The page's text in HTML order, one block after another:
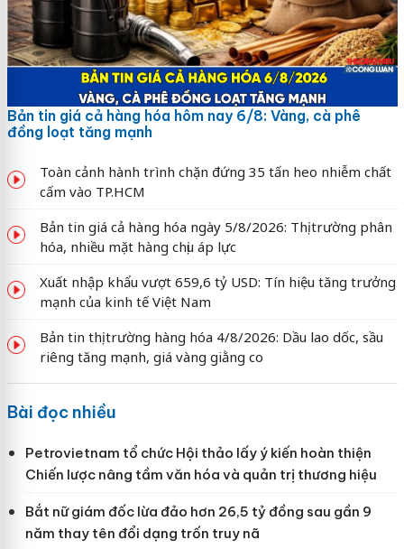
Bản tin giá cả hàng hóa hôm nay 6/8: Vàng, cà phê
đồng loạt tăng mạnh
Toàn cảnh hành trình chặn đứng 35 tấn heo nhiễm chất
cấm vào TP.HCM
Bản tin giá cả hàng hóa ngày 5/8/2026: Thị trường phân
hóa, nhiều mặt hàng chịu áp lực
Xuất nhập khẩu vượt 659,6 tỷ USD: Tín hiệu tăng trưởng
mạnh của kinh tế Việt Nam
Bản tin thị trường hàng hóa 4/8/2026: Dầu lao dốc, sầu
riêng tăng mạnh, giá vàng giằng co
Bài đọc nhiều
Petrovietnam tổ chức Hội thảo lấy ý kiến hoàn thiện
Chiến lược nâng tầm văn hóa và quản trị thương hiệu
Bắt nữ giám đốc lừa đảo hơn 26,5 tỷ đồng sau gần 9
năm thay tên đổi dạng trốn truy nã